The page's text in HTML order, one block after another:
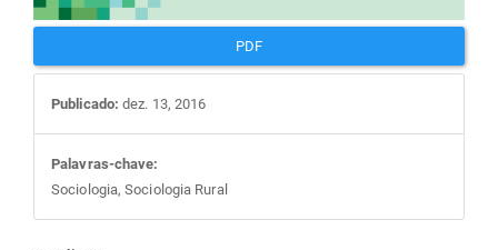
PDF
Publicado: dez. 13, 2016
Palavras-chave:
Sociologia, Sociologia Rural